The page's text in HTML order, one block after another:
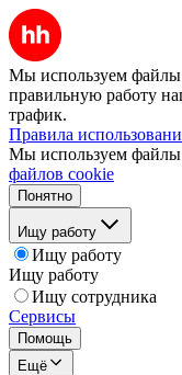
Мы используем файлы
правильную работу
трафик.
Правила
Мы используем файлы
файлов cookie
Понятно
Ищу работу
Ищу работу
Ищу работу
Ищу сотрудника
Сервисы
Помощь
Ещё